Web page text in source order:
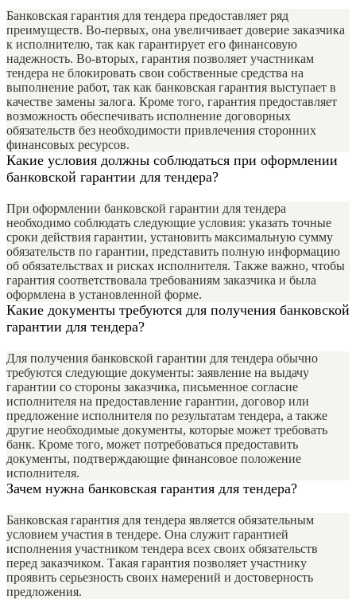
Банковская гарантия для тендера предоставляет ряд
преимуществ. Во-первых, она увеличивает доверие заказчика
к исполнителю, так как гарантирует его финансовую
надежность. Во-вторых, гарантия позволяет участникам
тендера не блокировать свои собственные средства на
выполнение работ, так как банковская гарантия выступает в
качестве замены залога. Кроме того, гарантия предоставляет
возможность обеспечивать исполнение договорных
обязательств без необходимости привлечения сторонних
финансовых ресурсов.
Какие условия должны соблюдаться при оформлении
банковской гарантии для тендера?
При оформлении банковской гарантии для тендера
необходимо соблюдать следующие условия: указать точные
сроки действия гарантии, установить максимальную сумму
обязательств по гарантии, представить полную информацию
об обязательствах и рисках исполнителя. Также важно, чтобы
гарантия соответствовала требованиям заказчика и была
оформлена в установленной форме.
Какие документы требуются для получения банковской
гарантии для тендера?
Для получения банковской гарантии для тендера обычно
требуются следующие документы: заявление на выдачу
гарантии со стороны заказчика, письменное согласие
исполнителя на предоставление гарантии, договор или
предложение исполнителя по результатам тендера, а также
другие необходимые документы, которые может требовать
банк. Кроме того, может потребоваться предоставить
документы, подтверждающие финансовое положение
исполнителя.
Зачем нужна банковская гарантия для тендера?
Банковская гарантия для тендера является обязательным
условием участия в тендере. Она служит гарантией
исполнения участником тендера всех своих обязательств
перед заказчиком. Такая гарантия позволяет участнику
проявить серьезность своих намерений и достоверность
предложения.